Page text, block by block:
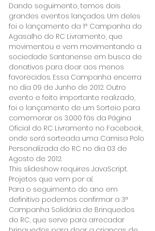
Dando seguimento, temos dois
grandes eventos lançados. Um deles
foi o lançamento da 1ª Campanha do
Agasalho do RC Livramento, que
movimentou e vem movimentando a
sociedade Santanense em busca de
donativos para doar aos menos
favorecidos. Essa Campanha encerra
no dia 09 de Junho de 2012. Outro
evento e feito importante realizado,
foi o lançamento de um Sorteio para
comemorar os 3.000 fãs da Página
Oficial do RC Livramento no Facebook,
onde será sorteada uma Camisa Polo
Personalizada do RC no dia 03 de
Agosto de 2012.
This slideshow requires JavaScript.
Projetos que vem por aí.
Para o seguimento do ano em
definitivo podemos confirmar a 3ª
Campanha Solidária de Brinquedos
do RC, que serve para arrecadar